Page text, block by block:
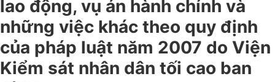
lao động, vụ án hành chính và
những việc khác theo quy định
của pháp luật năm 2007 do Viện
Kiểm sát nhân dân tối cao ban